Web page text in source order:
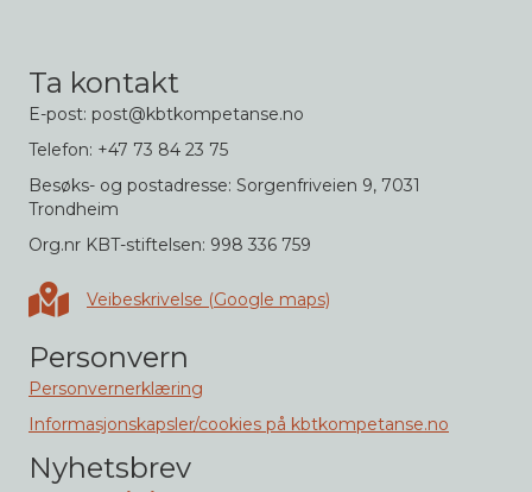
Ta kontakt
E-post: post@kbtkompetanse.no
Telefon: +47 73 84 23 75
Besøks- og postadresse: Sorgenfriveien 9, 7031
Trondheim
Org.nr KBT-stiftelsen: 998 336 759
Veibeskrivelse i Google maps
Veibeskrivelse (Google maps)
Personvern
Personvernerklæring
Informasjonskapsler/cookies på kbtkompetanse.no
Nyhetsbrev